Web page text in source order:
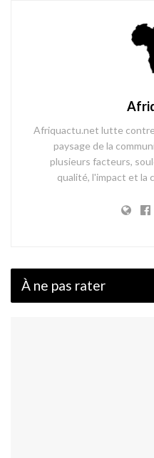
Afriquactu.net lutte
paysage de la
plusieurs facteurs,
qualité, l'impact et la
À ne pas rater